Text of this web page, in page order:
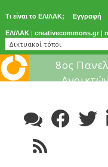
Τι είναι το ΕΛ/ΛΑΚ; Εγγραφή
ΕΛ/ΛΑΚ | creativecommons.gr |
content